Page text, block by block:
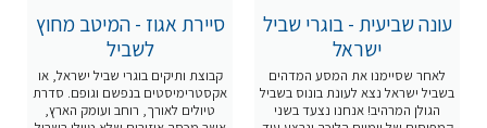
עונה שביעית - בוגרי שביל
ישראל
לאחר שסיימנו את המסע המדהים
בשביל ישראל נצא לעונת בונוס בשביל
הגולן המרהיב! אנחנו נצעד בשני
סיירת אגוז - המיטב מחוץ
לשביל
קבוצת ותיקים בוגרי שביל ישראל, או
אקסטרימיסטים בנפשם וגופם. סדרת
טיולים לאורך, רוחב ועומק הארץ,